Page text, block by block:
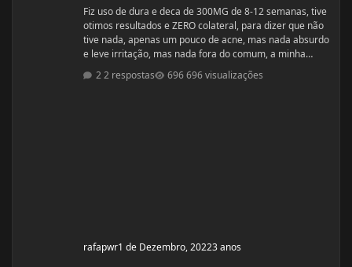
Fiz uso de dura e deca de 300MG de 8-12 semanas, tive
otimos resultados e ZERO colateral, para dizer que não
tive nada, apenas um pouco de acne, mas nada absurdo
e leve irritação, mas nada fora do comum, a minha
dúvida seria, se posso continuar com essas dosagens
ou devo parar e seguir com outras recomendações,
2 respostas 696 visualizações
rafapwr1 de Dezembro, 20223 anos